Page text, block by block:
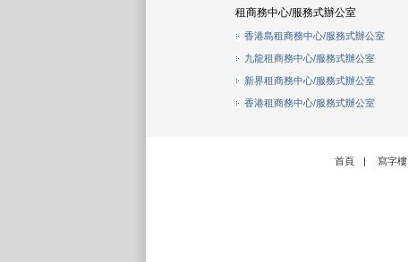
租商務中心/服務式辦公室
香港島租商務中心/服務式辦公室
九龍租商務中心/服務式辦公室
新界租商務中心/服務式辦公室
香港租商務中心/服務式辦公室
首頁 | 寫字樓